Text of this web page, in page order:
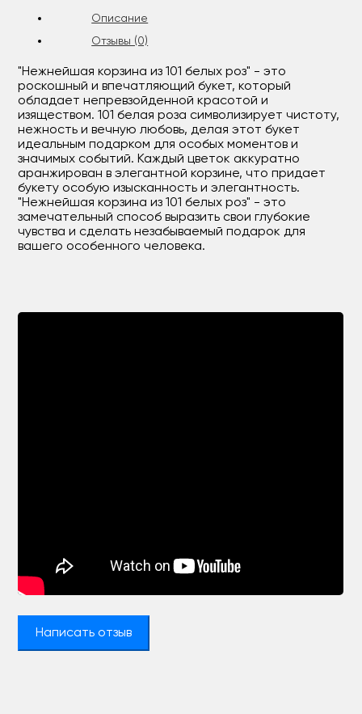
Описание
Отзывы (0)
"Нежнейшая корзина из 101 белых роз" - это
роскошный и впечатляющий букет, который
обладает непревзойденной красотой и
изяществом. 101 белая роза символизирует чистоту,
нежность и вечную любовь, делая этот букет
идеальным подарком для особых моментов и
значимых событий. Каждый цветок аккуратно
аранжирован в элегантной корзине, что придает
букету особую изысканность и элегантность.
"Нежнейшая корзина из 101 белых роз" - это
замечательный способ выразить свои глубокие
чувства и сделать незабываемый подарок для
вашего особенного человека.
Написать отзыв